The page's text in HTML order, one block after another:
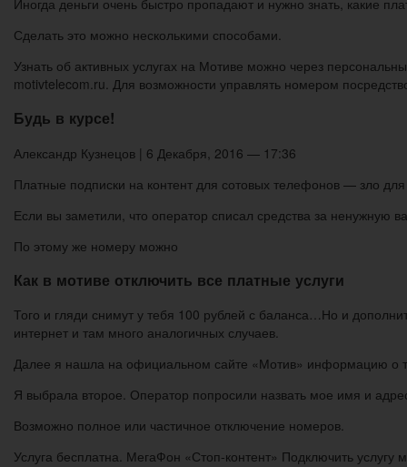
Сделать это можно несколькими способами.
Узнать об активных услугах на Мотиве можно через
motivtelecom.ru. Для возможности управлять номером
Будь в курсе!
Александр Кузнецов | 6 Декабря, 2016 — 17:36
Платные подписки на контент для сотовых телефонов — зло
Если вы заметили, что оператор списал средства за ненужную
По этому же номеру можно
Как в мотиве отключить все платные услуги
Того и гляди снимут у тебя 100 рублей с баланса…Но и
интернет и там много аналогичных случаев.
Далее я нашла на официальном сайте «Мотив» информацию о
Я выбрала второе. Оператор попросили назвать мое имя и
Возможно полное или частичное отключение номеров.
Услуга бесплатна. МегаФон «Стоп-контент» Подключить